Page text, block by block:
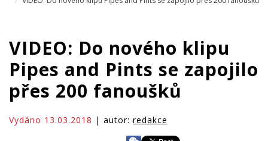
VIDEO: Do nového klipu
Pipes and Pints se zapojilo
přes 200 fanoušků
Vydáno 13.03.2018 | autor: redakce